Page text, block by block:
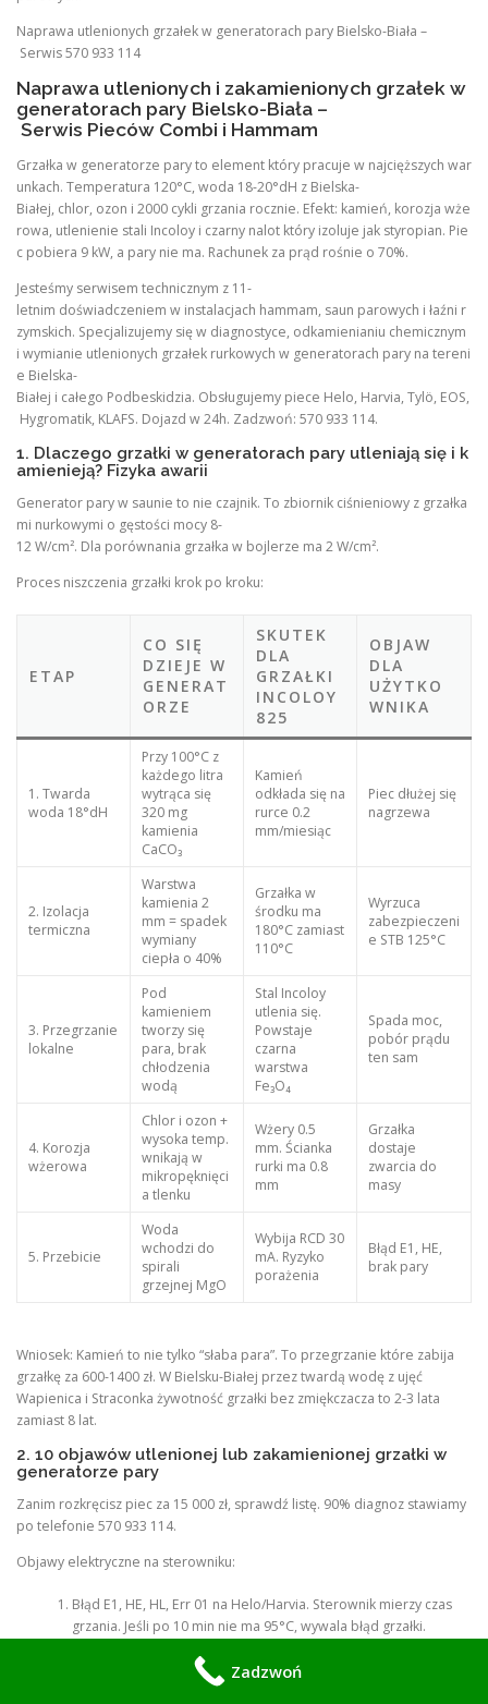
Naprawa utlenionych grzałek w generatorach pary Bielsko-Biała –
Serwis 570 933 114
Naprawa utlenionych i zakamienionych grzałek w
generatorach pary Bielsko-Biała –
Serwis Pieców Combi i Hammam
Grzałka w generatorze pary to element który pracuje w najcięższych war
unkach. Temperatura 120°C, woda 18-20°dH z Bielska-
Białej, chlor, ozon i 2000 cykli grzania rocznie. Efekt: kamień, korozja wże
rowa, utlenienie stali Incoloy i czarny nalot który izoluje jak styropian. Pie
c pobiera 9 kW, a pary nie ma. Rachunek za prąd rośnie o 70%.
Jesteśmy serwisem technicznym z 11-
letnim doświadczeniem w instalacjach hammam, saun parowych i łaźni r
zymskich. Specjalizujemy się w diagnostyce, odkamienianiu chemicznym
i wymianie utlenionych grzałek rurkowych w generatorach pary na tereni
e Bielska-
Białej i całego Podbeskidzia. Obsługujemy piece Helo, Harvia, Tylö, EOS,
Hygromatik, KLAFS. Dojazd w 24h. Zadzwoń: 570 933 114.
1. Dlaczego grzałki w generatorach pary utleniają się i k
amienieją? Fizyka awarii
Generator pary w saunie to nie czajnik. To zbiornik ciśnieniowy z grzałka
mi nurkowymi o gęstości mocy 8-
12 W/cm². Dla porównania grzałka w bojlerze ma 2 W/cm².
Proces niszczenia grzałki krok po kroku:
ETAP
CO SIĘ
DZIEJE W
GENERAT
ORZE
SKUTEK
DLA
GRZAŁKI
INCOLOY
825
OBJAW
DLA
UŻYTKO
WNIKA
1. Twarda
woda 18°dH
Przy 100°C z
każdego litra
wytrąca się
320 mg
kamienia
CaCO₃
Kamień
odkłada się na
rurce 0.2
mm/miesiąc
Piec dłużej się
nagrzewa
2. Izolacja
termiczna
Warstwa
kamienia 2
mm = spadek
wymiany
ciepła o 40%
Grzałka w
środku ma
180°C zamiast
110°C
Wyrzuca
zabezpieczeni
e STB 125°C
3. Przegrzanie
lokalne
Pod
kamieniem
tworzy się
para, brak
chłodzenia
wodą
Stal Incoloy
utlenia się.
Powstaje
czarna
warstwa
Fe₃O₄
Spada moc,
pobór prądu
ten sam
4. Korozja
wżerowa
Chlor i ozon +
wysoka temp.
wnikają w
mikropęknięci
a tlenku
Wżery 0.5
mm. Ścianka
rurki ma 0.8
mm
Grzałka
dostaje
zwarcia do
masy
5. Przebicie
Woda
wchodzi do
spirali
grzejnej MgO
Wybija RCD 30
mA. Ryzyko
porażenia
Błąd E1, HE,
brak pary
Wniosek: Kamień to nie tylko “słaba para”. To przegrzanie które zabija
grzałkę za 600-1400 zł. W Bielsku-Białej przez twardą wodę z ujęć
Wapienica i Straconka żywotność grzałki bez zmiękczacza to 2-3 lata
zamiast 8 lat.
2. 10 objawów utlenionej lub zakamienionej grzałki w
generatorze pary
Zanim rozkręcisz piec za 15 000 zł, sprawdź listę. 90% diagnoz stawiamy
po telefonie 570 933 114.
Objawy elektryczne na sterowniku:
Błąd E1, HE, HL, Err 01 na Helo/Harvia. Sterownik mierzy czas
grzania. Jeśli po 10 min nie ma 95°C, wywala błąd grzałki.
Wyrzuca różnicówkę RCD po 3 minutach pracy. Przebicie grzałki
do masy. Izolacja MgO nasiąkła wodą przez wżer.
Zadzwoń